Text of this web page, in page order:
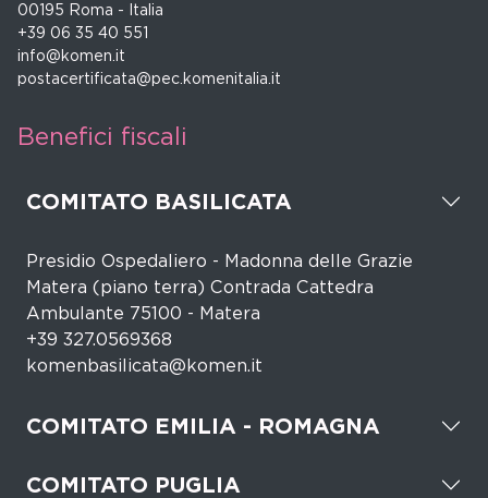
00195 Roma - Italia
+39 06 35 40 551
info@komen.it
postacertificata@pec.komenitalia.it
Benefici fiscali
COMITATO BASILICATA
Presidio Ospedaliero - Madonna delle Grazie
Matera (piano terra) Contrada Cattedra
Ambulante 75100 - Matera
+39 327.0569368
komenbasilicata@komen.it
COMITATO EMILIA - ROMAGNA
COMITATO PUGLIA